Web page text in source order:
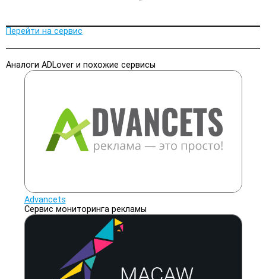
Перейти на сервис
Аналоги ADLover и похожие сервисы
Advancets
Сервис мониторинга рекламы